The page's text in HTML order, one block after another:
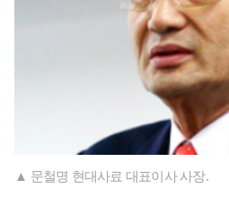
▲ 문철명 현대사료 대표이사 사장.